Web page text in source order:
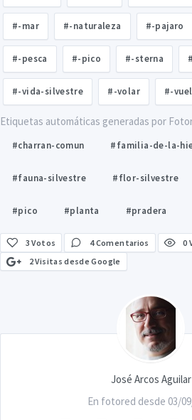
#-mar #-naturaleza #-pajaro
#-pesca #-pico #-sterna
#-vida-silvestre #-volar #-
Etiquetas automáticas generadas por
#charran-comun #familia-de-la-
#fauna-silvestre #flor-silvestre
#pico #planta #pradera
3 Votos 4 Comentarios
0
2 Visitas desde Google
José Arcos Aguilar
En fotored desde 03/